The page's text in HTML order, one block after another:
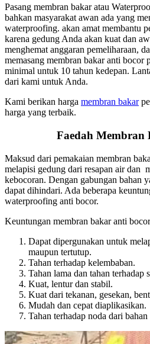
Pasang membran bakar atau
bahkan masyarakat awan ada yang
waterproofing. akan amat membantu
karena gedung Anda akan kuat dan
menghemat anggaran pemeliharaan,
memasang membran bakar anti bocor
minimal untuk 10 tahun kedepan.
dari kami untuk Anda.
Kami berikan harga membran bakar
harga yang terbaik.
Faedah Membran
Maksud dari pemakaian membran
melapisi gedung dari resapan air dan
kebocoran. Dengan gabungan bahan
dapat dihindari. Ada beberapa
waterproofing anti bocor.
Keuntungan membran bakar anti
Dapat dipergunakan untuk
maupun tertutup.
Tahan terhadap kelembaban.
Tahan lama dan tahan terhadap
Kuat, lentur dan stabil.
Kuat dari tekanan, gesekan,
Mudah dan cepat diaplikasikan.
Tahan terhadap noda dari